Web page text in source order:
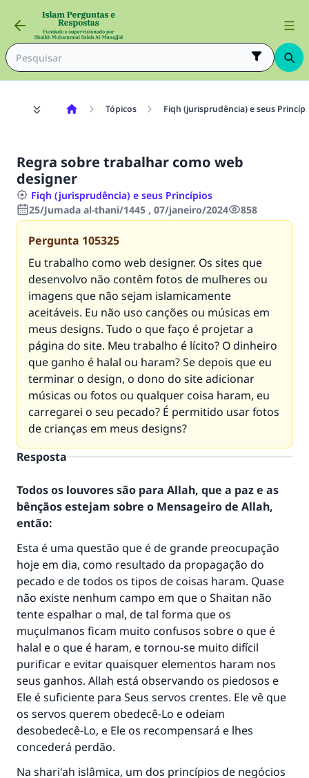
Tópicos Fiqh (jurisprudência) e seus
Regra sobre trabalhar como web
designer
Fiqh (jurisprudência) e seus Princípios
25/Jumada al-thani/1445 , 07/janeiro/2024
858
Pergunta 105325
Eu trabalho como web designer. Os sites que
desenvolvo não contêm fotos de mulheres ou
imagens que não sejam islamicamente
aceitáveis. Eu não uso canções ou músicas em
meus designs. Tudo o que faço é projetar a
página do site. Meu trabalho é lícito? O dinheiro
que ganho é halal ou haram? Se depois que eu
terminar o design, o dono do site adicionar
músicas ou fotos ou qualquer coisa haram, eu
carregarei o seu pecado? É permitido usar fotos
de crianças em meus designs?
Resposta
Todos os louvores são para Allah, que a paz e as
bênçãos estejam sobre o Mensageiro de Allah,
então:
Esta é uma questão que é de grande preocupação
hoje em dia, como resultado da propagação do
pecado e de todos os tipos de coisas haram. Quase
não existe nenhum campo em que o Shaitan não
tente espalhar o mal, de tal forma que os
muçulmanos ficam muito confusos sobre o que é
halal e o que é haram, e tornou-se muito difícil
purificar e evitar quaisquer elementos haram nos
seus ganhos. Allah está observando os piedosos e
Ele é suficiente para Seus servos crentes. Ele vê que
os servos querem obedecê-Lo e odeiam
desobedecê-Lo, e Ele os recompensará e lhes
concederá perdão.
Na shari'ah islâmica, um dos princípios de negócios